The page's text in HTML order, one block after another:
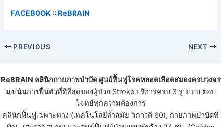
FACEBOOK :: ReBRAIN
PREVIOUS NEXT
ReBRAIN คลินิกกายภาพบําบัดศูนย์ฟื้นฟูโรคหลอดเลือดสมองครบวงจร
มุ่งเน้นการฟื้นตัวที่ดีที่สุดของผู้ป่วย Strokeบริการครบ 3 รูปแบบ ตอบ
โจทย์ทุกความต้องการ
คลินิกฟื้นฟูเฉพาะทาง (เทคโนโลยีล้ำสมัย วิภาวดี 60), กายภาพบำบัดที่